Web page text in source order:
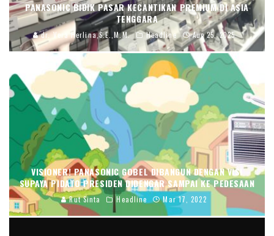
PANASONIC BIDIK PASAR KECANTIKAN PREMIUM DI ASIA
TENGGARA
dr. Vera Herlina,S.E.,M.M. Headline Aug 25, 2025
VISIONER! PANASONIC GOBEL DIBANGUN DENGAN VISI
SUPAYA PIDATO PRESIDEN DIDENGAR SAMPAI KE PEDESAAN
Rut Sinta Headline Mar 17, 2022